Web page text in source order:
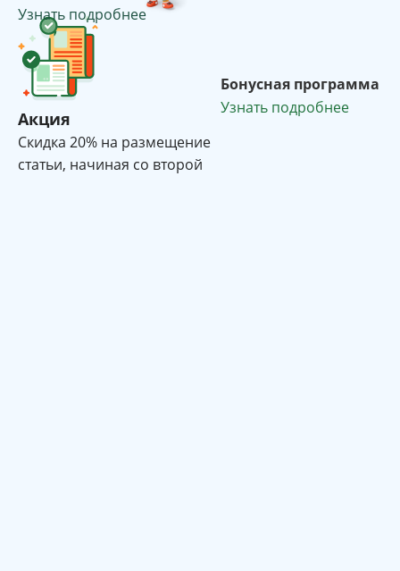
Узнать подробнее
Акция
Cкидка 20% на размещение
статьи, начиная со второй
Бонусная программа
Узнать подробнее